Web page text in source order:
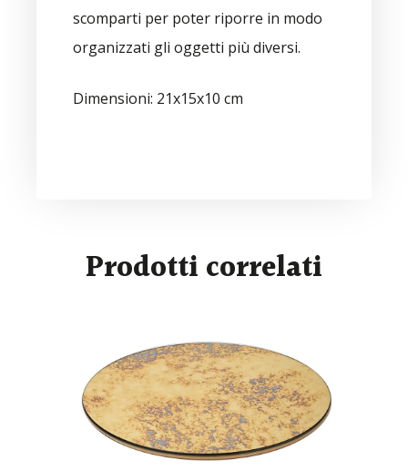
scomparti per poter riporre in modo
organizzati gli oggetti più diversi.
Dimensioni: 21x15x10 cm
Prodotti correlati